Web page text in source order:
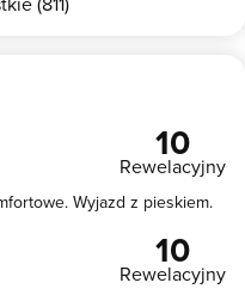
10
Rewelacyjny
Wyjazd z pieskiem.
10
Rewelacyjny